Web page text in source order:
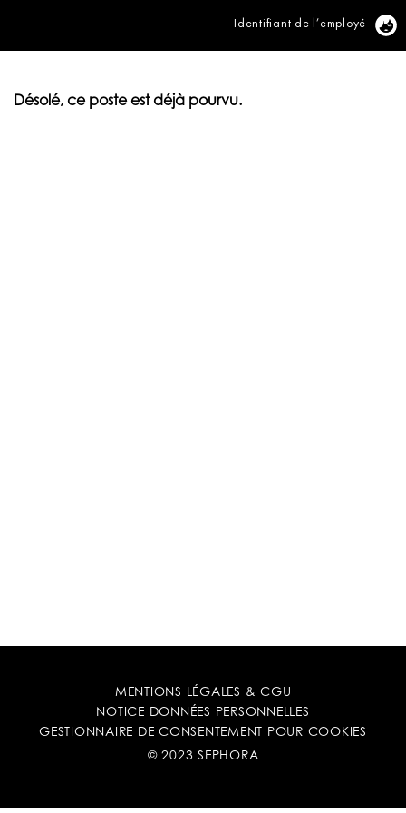
Identifiant de l’employé
Désolé, ce poste est déjà pourvu.
MENTIONS LÉGALES & CGU
NOTICE DONNÉES PERSONNELLES
GESTIONNAIRE DE CONSENTEMENT POUR COOKIES
© 2023 SEPHORA